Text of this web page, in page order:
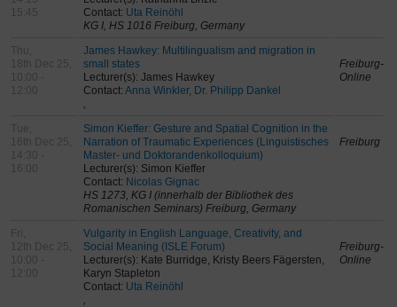
15:45
Contact: Uta Reinöhl
KG I, HS 1016 Freiburg, Germany
Thu,
18th Dec 25,
12:00
James Hawkey: Multilingualism and migration in
small states
Lecturer(s): James Hawkey
Contact: Anna Winkler, Dr. Philipp Dankel
,
Freiburg-
Online
Tue,
16th Dec 25,
14:30 -
16:00
Simon Kieffer: Gesture and Spatial Cognition in the
Narration of Traumatic Experiences (Linguistisches
Master- und Doktorandenkolloquium)
Lecturer(s): Simon Kieffer
Contact: Nicolas Gignac
HS 1273, KG I (innerhalb der Bibliothek des
Romanischen Seminars) Freiburg, Germany
Freiburg
Fri,
12th Dec 25,
12:00
Vulgarity in English Language, Creativity, and
Social Meaning (ISLE Forum)
Lecturer(s): Kate Burridge, Kristy Beers Fägersten,
Karyn Stapleton
Contact: Uta Reinöhl
,
Freiburg-
Online